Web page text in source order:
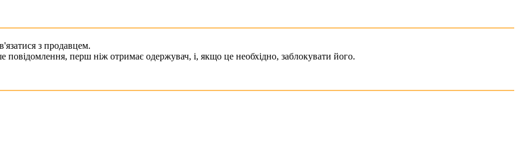
з продавцем.
перш ніж отримає одержувач, і, якщо це необхідно, заблокувати його.